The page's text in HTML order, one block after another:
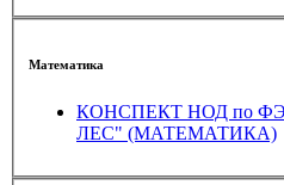
Математика
КОНСПЕКТ НОД по ФЭМП "пУТЕШЕСТВИЕ В
ЛЕС" (МАТЕМАТИКА)